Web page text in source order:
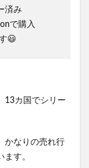
済み
で購入
😃
13カ国でシリー
かなりの売れ行
す。